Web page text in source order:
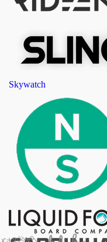
Skywatch